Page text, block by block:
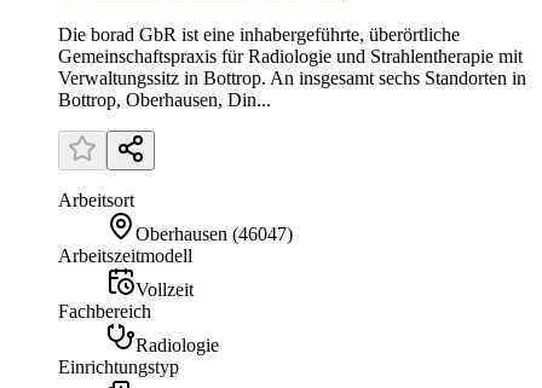
Die borad GbR ist eine inhabergeführte, überörtliche
Gemeinschaftspraxis für Radiologie und Strahlentherapie mit
Verwaltungssitz in Bottrop. An insgesamt sechs Standorten in
Bottrop, Oberhausen, Din...
Arbeitsort
Oberhausen (46047)
Arbeitszeitmodell
Vollzeit
Fachbereich
Radiologie
Einrichtungstyp